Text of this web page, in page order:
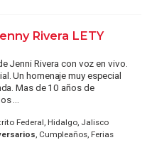
Rivera LETY
Jenni Rivera con voz en vivo.
Un homenaje muy especial
Mas de 10 años de
...
Federal, Hidalgo, Jalisco
, Cumpleaños, Ferias